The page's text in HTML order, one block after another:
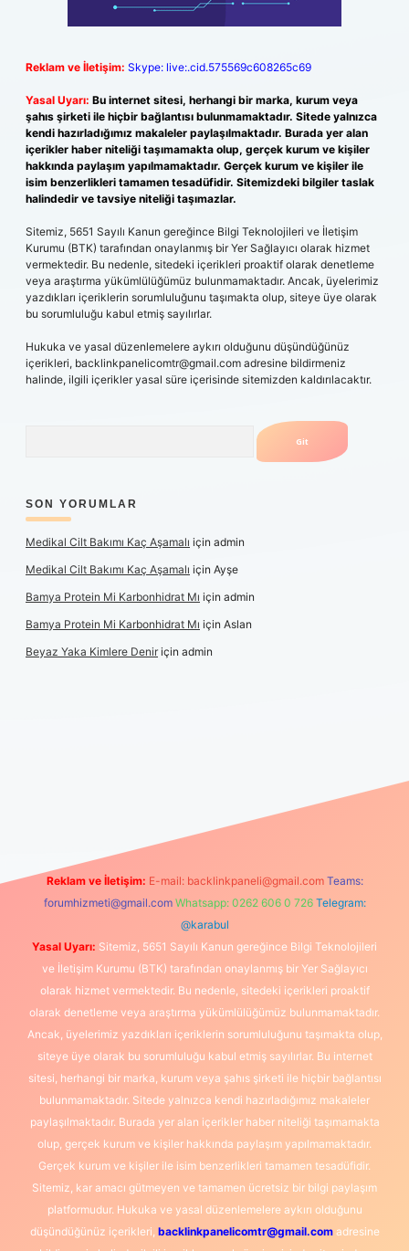
Reklam ve İletişim: Skype: live:.cid.575569c608265c69
Yasal Uyarı: Bu internet sitesi, herhangi bir marka, kurum veya
şahıs şirketi ile hiçbir bağlantısı bulunmamaktadır. Sitede yalnızca
kendi hazırladığımız makaleler paylaşılmaktadır. Burada yer alan
içerikler haber niteliği taşımamakta olup, gerçek kurum ve kişiler
hakkında paylaşım yapılmamaktadır. Gerçek kurum ve kişiler ile
isim benzerlikleri tamamen tesadüfidir. Sitemizdeki bilgiler taslak
halindedir ve tavsiye niteliği taşımazlar.
Sitemiz, 5651 Sayılı Kanun gereğince Bilgi Teknolojileri ve İletişim
Kurumu (BTK) tarafından onaylanmış bir Yer Sağlayıcı olarak hizmet
vermektedir. Bu nedenle, sitedeki içerikleri proaktif olarak denetleme
veya araştırma yükümlülüğümüz bulunmamaktadır. Ancak, üyelerimiz
yazdıkları içeriklerin sorumluluğunu taşımakta olup, siteye üye olarak
bu sorumluluğu kabul etmiş sayılırlar.
Hukuka ve yasal düzenlemelere aykırı olduğunu düşündüğünüz
içerikleri, backlinkpanelicomtr@gmail.com adresine bildirmeniz
halinde, ilgili içerikler yasal süre içerisinde sitemizden kaldırılacaktır.
SON YORUMLAR
Medikal Cilt Bakımı Kaç Aşamalı için admin
Medikal Cilt Bakımı Kaç Aşamalı için Ayşe
Bamya Protein Mi Karbonhidrat Mı için admin
Bamya Protein Mi Karbonhidrat Mı için Aslan
Beyaz Yaka Kimlere Deniriçin admin
Reklam ve İletişim: E-mail: backlinkpaneli@gmail.com Teams:
forumhizmeti@gmail.com Whatsapp: 0262 606 0 726 Telegram:
@karabul
Yasal Uyarı: Sitemiz, 5651 Sayılı Kanun gereğince Bilgi Teknolojileri
ve İletişim Kurumu (BTK) tarafından onaylanmış bir Yer Sağlayıcı
olarak hizmet vermektedir. Bu nedenle, sitedeki içerikleri proaktif
olarak denetleme veya araştırma yükümlülüğümüz bulunmamaktadır.
Ancak, üyelerimiz yazdıkları içeriklerin sorumluluğunu taşımakta olup,
siteye üye olarak bu sorumluluğu kabul etmiş sayılırlar. Bu internet
sitesi, herhangi bir marka, kurum veya şahıs şirketi ile hiçbir bağlantısı
bulunmamaktadır. Sitede yalnızca kendi hazırladığımız makaleler
paylaşılmaktadır. Burada yer alan içerikler haber niteliği taşımamakta
olup, gerçek kurum ve kişiler hakkında paylaşım yapılmamaktadır.
Gerçek kurum ve kişiler ile isim benzerlikleri tamamen tesadüfidir.
Sitemiz, kar amacı gütmeyen ve tamamen ücretsiz bir bilgi paylaşım
platformudur. Hukuka ve yasal düzenlemelere aykırı olduğunu
düşündüğünüz içerikleri, backlinkpanelicomtr@gmail.comadresine